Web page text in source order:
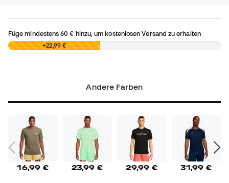
Füge mindestens60 € hinzu, um kostenlosen Versand zu erhalten
0,00 € +22,99 €
Andere Farben
16,99 € 23,99 € 29,99 € 31,99 €